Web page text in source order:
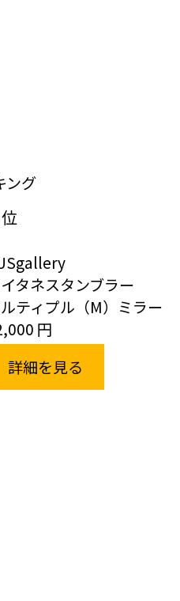
グ
タネスタンブラー
ティプル（M）ミラー
円
詳細を見る